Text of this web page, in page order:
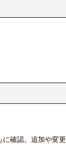
確認。追加や変更